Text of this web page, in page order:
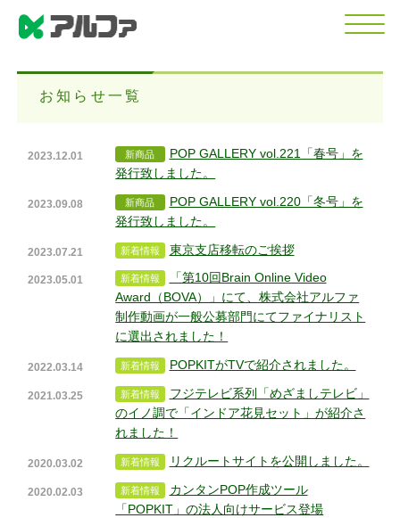
お知らせ一覧
2023.12.01
POP GALLERY vol.221「春号」を
発行致しました。
2023.09.08
POP GALLERY vol.220「冬号」を
発行致しました。
2023.07.21 東京支店移転のご挨拶
2023.05.01
「第10回Brain Online Video
Award（BOVA）」にて、株式会社アルファ
制作動画が一般公募部門にてファイナリスト
に選出されました！
2022.03.14 POPKITがTVで紹介されました。
2021.03.25
フジテレビ系列「めざましテレビ」
のイノ調で「インドア花見セット」が紹介さ
れました！
2020.03.02 リクルートサイトを公開しました。
2020.02.03
カンタンPOP作成ツール
「POPKIT」の法人向けサービス登場